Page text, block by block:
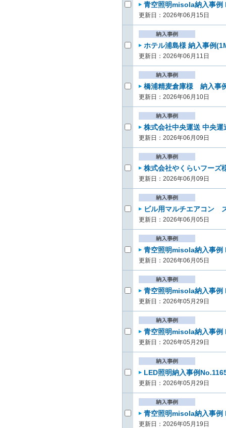
青空照明misola納入事
更新日：2026年06月15日
ホテル浦島様 納入事例
更新日：2026年06月11日
橋浦精麦倉庫様 納入事
更新日：2026年06月10日
株式会社中央運送 中央
更新日：2026年06月09日
株式会社やくらいフー
更新日：2026年06月09日
ビル用マルチエアコン
更新日：2026年06月05日
青空照明misola納入事
更新日：2026年06月05日
青空照明misola納入事例
更新日：2026年05月29日
青空照明misola納入事例
更新日：2026年05月29日
LED照明納入事例
更新日：2026年05月29日
青空照明misola納入事例
更新日：2026年05月19日